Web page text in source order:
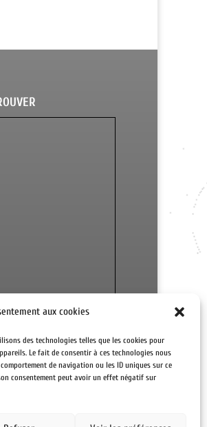
aux cookies
des technologies telles que les cookies pour
Le fait de consentir à ces technologies nous
de navigation ou les ID uniques sur ce
consentement peut avoir un effet négatif sur
carte plus grande